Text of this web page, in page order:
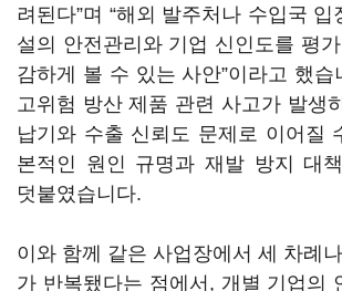
려된다”며 “해외 발주처나 수입국 입
설의 안전관리와 기업 신인도를 평
감하게 볼 수 있는 사안”이라고 했습
고위험 방산 제품 관련 사고가 발생
납기와 수출 신뢰도 문제로 이어질
본적인 원인 규명과 재발 방지 대
덧붙였습니다.
이와 함께 같은 사업장에서 세 차례
가 반복됐다는 점에서, 개별 기업의